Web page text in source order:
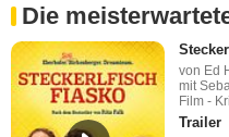
Die
von Ed
mit
Film -
Trailer